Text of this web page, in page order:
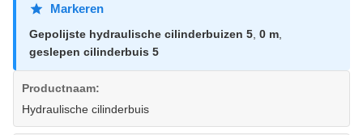
Markeren
Gepolijste hydraulische cilinderbuizen 5 0 m
geslepen cilinderbuis 5
Productnaam:
Hydraulische cilinderbuis